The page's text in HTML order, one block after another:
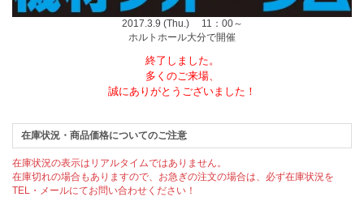
2017.3.9 (Thu.) 11：00～
ホルトホール大分で開催
終了しました。
多くのご来場、
誠にありがとうございました！
在庫状況・商品価格についてのご注意
在庫状況の表示はリアルタイムではありません。
在庫切れの場合もありますので、お急ぎの注文の場合は、必ず在庫状況を
TEL・メールにてお問い合わせください！